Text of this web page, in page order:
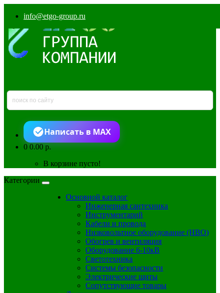
info@etgo-group.ru
Написать в MAX
00.00 р.
В корзине пусто!
Категории
Основной каталог
Инженерная сантехника
Инструментарий
Кабели и провода
Низковольтное оборудование (НВО)
Обогрев и вентиляция
Оборудование 6-10кВ
Светотехника
Системы безопасности
Электрические щиты
Сопутствующие товары